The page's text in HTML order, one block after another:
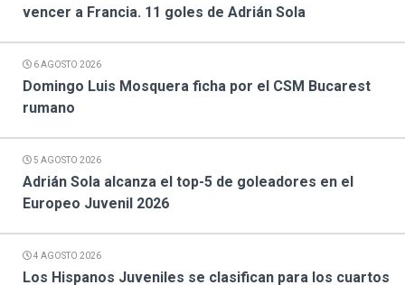
vencer a Francia. 11 goles de Adrián Sola
6 AGOSTO 2026
Domingo Luis Mosquera ficha por el CSM Bucarest
rumano
5 AGOSTO 2026
Adrián Sola alcanza el top-5 de goleadores en el
Europeo Juvenil 2026
4 AGOSTO 2026
Los Hispanos Juveniles se clasifican para los cuartos